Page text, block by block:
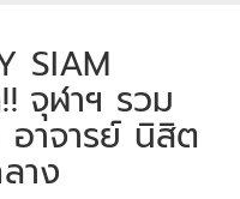
SIAM
จุฬาฯ รวม
าจารย์ นิสิต
าง